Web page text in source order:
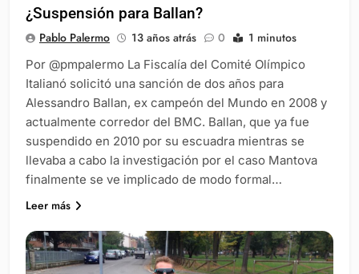
¿Suspensión para Ballan?
Pablo Palermo 13 años atrás 0 1 minutos
Por @pmpalermo La Fiscalía del Comité Olímpico
Italianó solicitó una sanción de dos años para
Alessandro Ballan, ex campeón del Mundo en 2008 y
actualmente corredor del BMC. Ballan, que ya fue
suspendido en 2010 por su escuadra mientras se
llevaba a cabo la investigación por el caso Mantova
finalmente se ve implicado de modo formal…
Leer más